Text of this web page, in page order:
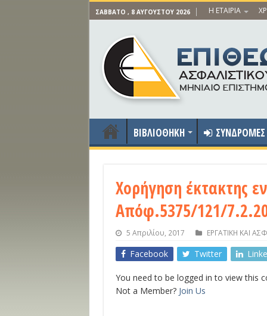
ΣΆΒΒΑΤΟ , 8 ΑΥΓΟΎΣΤΟΥ 2026 Η ΕΤΑΙΡΙΑ
ΒΙΒΛΙΟΘΗΚΗ ΣΥΝΔΡΟΜΕΣ
Χορήγηση έκτακτης
Απόφ.5375/121/
5 Απριλίου, 2017 ΕΡΓΑΤΙΚΗ ΚΑΙ
Facebook Twitter
You need to be logged in to view this
Not a Member? Join Us